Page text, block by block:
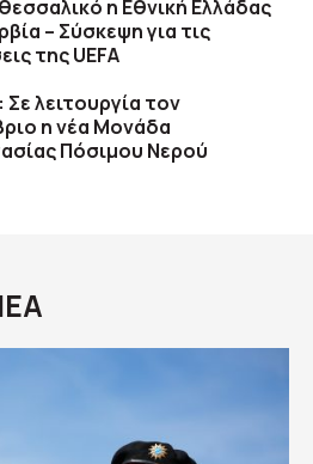
η Εθνική Ελλάδας
– Σύσκεψη για τις
της UEFA
λειτουργία τον
η νέα Μονάδα
Πόσιμου Νερού